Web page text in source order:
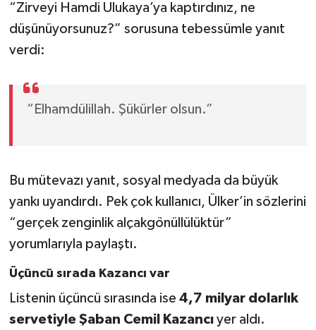
“Zirveyi Hamdi Ulukaya’ya kaptırdınız, ne
düşünüyorsunuz?” sorusuna tebessümle yanıt
verdi:
“Elhamdülillah. Şükürler olsun.”
Bu mütevazı yanıt, sosyal medyada da büyük
yankı uyandırdı. Pek çok kullanıcı, Ülker’in sözlerini
“gerçek zenginlik alçakgönüllülüktür”
yorumlarıyla paylaştı.
Üçüncü sırada Kazancı var
Listenin üçüncü sırasında ise 4,7 milyar dolarlık
servetiyle Şaban Cemil Kazancıyer aldı.